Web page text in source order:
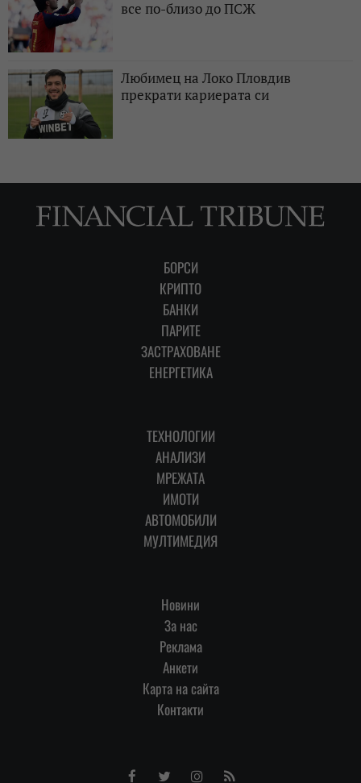
все по-близо до ПСЖ
Любимец на Локо Пловдив
прекрати кариерата си
БОРСИ
КРИПТО
БАНКИ
ПАРИТЕ
ЗАСТРАХОВАНЕ
ЕНЕРГЕТИКА
ТЕХНОЛОГИИ
АНАЛИЗИ
МРЕЖАТА
ИМОТИ
АВТОМОБИЛИ
МУЛТИМЕДИЯ
Новини
За нас
Реклама
Анкети
Карта на сайта
Контакти